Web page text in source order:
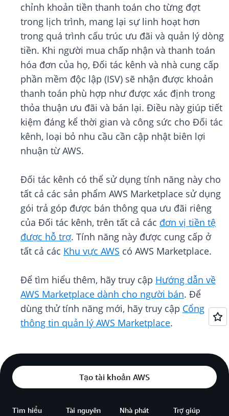
chỉnh khoản tiền thanh toán cho từng đợt
trong lịch trình, mang lại sự linh hoạt hơn
trong quá trình cấu trúc ưu đãi và quản lý dòng
tiền. Khi người mua chấp nhận và thanh toán
hóa đơn của họ, Đối tác kênh và nhà cung cấp
phần mềm độc lập (ISV) sẽ nhận được khoản
thanh toán phù hợp như được xác định trong
thỏa thuận ưu đãi và bán lại. Điều này giúp tiết
kiệm đáng kể thời gian và công sức cho Đối tác
kênh, loại bỏ nhu cầu cần cập nhật biên lợi
nhuận từ AWS.
Đối tác kênh có thể sử dụng tính năng này cho
tất cả các sản phẩm AWS Marketplace sử dụng
gói trả góp được bán thông qua ưu đãi riêng
của Đối tác kênh, trên tất cả các đơn vị tiền tệ
được hỗ trợ. Tính năng này được cung cấp ở
tất cả các Khu vực AWS có AWS Marketplace.
Để tìm hiểu thêm, hãy truy cập Hướng dẫn về
AWS Marketplace dành cho người bán. Để
dùng thử tính năng mới, hãy truy cập Cổng
thông tin quản lý AWS Marketplace.
Tạo tài khoản AWS
Tìm hiểu Tài nguyên
Nhà phát
Trợ giúp